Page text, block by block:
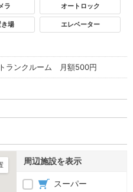
ラ オートロック
場 エレベーター
ランクルーム 月額500円
周辺施設を表示
スーパー